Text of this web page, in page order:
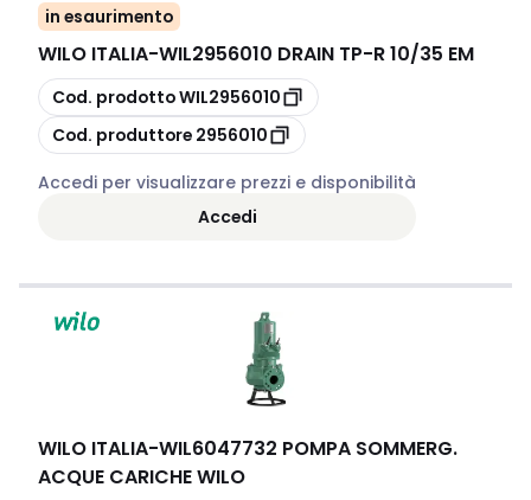
in esaurimento
WILO ITALIA-WIL2956010 DRAIN TP-R 10/35 EM
copia
Cod. prodottoWIL2956010
copia
Cod. produttore 2956010
Accedi per visualizzare prezzi e disponibilità
Accedi
WILO ITALIA-WIL6047732 POMPA SOMMERG.
ACQUE CARICHE WILO